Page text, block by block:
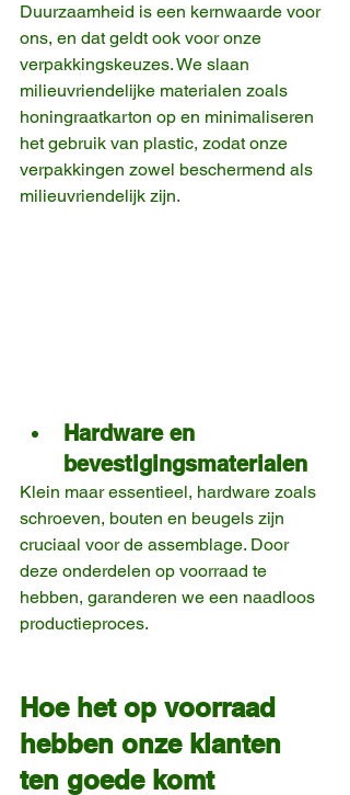
Duurzaamheid is een kernwaarde voor
ons, en dat geldt ook voor onze
verpakkingskeuzes. We slaan
milieuvriendelijke materialen zoals
honingraatkarton op en minimaliseren
het gebruik van plastic, zodat onze
verpakkingen zowel beschermend als
milieuvriendelijk zijn.
Hardware en
bevestigingsmaterialen
Klein maar essentieel, hardware zoals
schroeven, bouten en beugels zijn
cruciaal voor de assemblage. Door
deze onderdelen op voorraad te
hebben, garanderen we een naadloos
productieproces.
Hoe het op voorraad
hebben onze klanten
ten goede komt